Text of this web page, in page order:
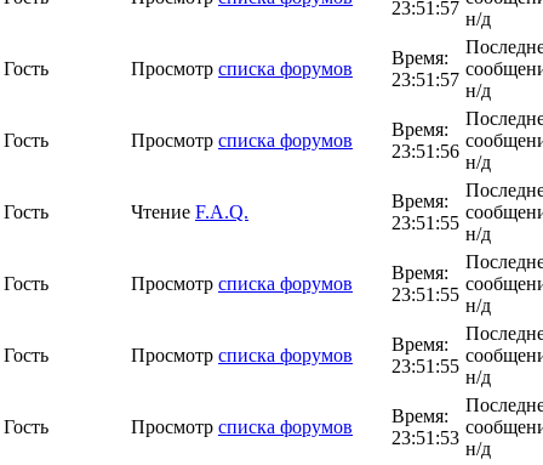
23:51:57
н/д
Гость Просмотр списка форумов
Время:
23:51:57
н/д
Гость Просмотр списка форумов
Время:
23:51:56
н/д
Гость Чтение F.A.Q.
Время:
23:51:55
н/д
Гость Просмотр списка форумов
Время:
23:51:55
н/д
Гость Просмотр списка форумов
Время:
23:51:55
н/д
Гость Просмотр списка форумов
Время:
23:51:53
н/д